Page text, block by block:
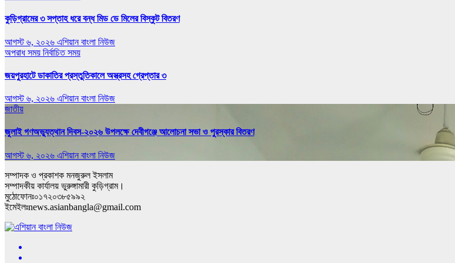
কুড়িগ্রামের ৩ সপ্তাহ ধরে বন্ধ মিড ডে মিলের বিস্কুট বিতরণ
আগস্ট ৬, ২০২৬ এশিয়ান বাংলা নিউজ
অপরাধ সময় নির্বাচিত সময়
জয়পুরহাটে ডাকাতির প্রস্তুতিকালে অস্ত্রসহ গ্রেপ্তার ৩
আগস্ট ৬, ২০২৬ এশিয়ান বাংলা নিউজ
জাতীয়
জুলাই গণঅভ্যুত্থান দিবস-২০২৬ উপলক্ষে দেবীগঞ্জে আলোচনা সভা ও পুরস্কার বিতরণ
আগস্ট ৬, ২০২৬ এশিয়ান বাংলা নিউজ
সম্পাদক ও প্রকাশক মনজুরুল ইসলাম
সম্পাদকীয় কার্যালয় ভুরুঙ্গামারী কুড়িগ্রাম।
মুঠোফোনঃ০১৭২০৩৮৫৯৯২
ইমেইলঃnews.asianbangla@gmail.com